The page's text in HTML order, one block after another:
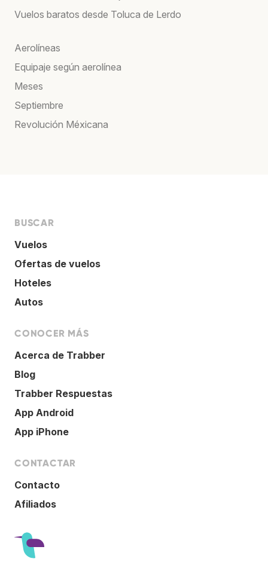
Vuelos baratos desde Toluca de Lerdo
Aerolíneas
Equipaje según aerolínea
Meses
Septiembre
Revolución Méxicana
BUSCAR
Vuelos
Ofertas de vuelos
Hoteles
Autos
CONOCER MÁS
Acerca de Trabber
Blog
Trabber Respuestas
App Android
App iPhone
CONTACTAR
Contacto
Afiliados